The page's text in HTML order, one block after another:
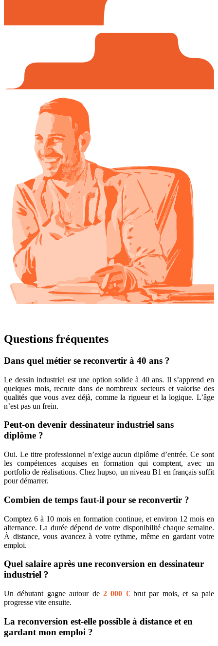
Questions fréquentes
Dans quel métier se reconvertir à 40 ans ?
Le dessin industriel est une option solide à 40 ans. Il s’apprend en
quelques mois, recrute dans de nombreux secteurs et valorise des
qualités que vous avez déjà, comme la rigueur et la logique. L’âge
n’est pas un frein.
Peut-on devenir dessinateur industriel sans
diplôme ?
Oui. Le titre professionnel n’exige aucun diplôme d’entrée. Ce sont
les compétences acquises en formation qui comptent, avec un
portfolio de réalisations. Chez hupso, un niveau B1 en français suffit
pour démarrer.
Combien de temps faut-il pour se reconvertir ?
Comptez 6 à 10 mois en formation continue, et environ 12 mois en
alternance. La durée dépend de votre disponibilité chaque semaine.
À distance, vous avancez à votre rythme, même en gardant votre
emploi.
Quel salaire après une reconversion en dessinateur
industriel ?
Un débutant gagne autour de 2 000 €brut par mois, et sa paie
progresse vite ensuite.
La reconversion est-elle possible à distance et en
gardant mon emploi ?